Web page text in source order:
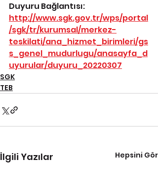
Duyuru Bağlantısı:
http://www.sgk.gov.tr/wps/portal
/sgk/tr/kurumsal/merkez-
teskilati/ana_hizmet_birimleri/gs
s_genel_mudurlugu/anasayfa_d
uyurular/duyuru_20220307
SGK
TEB
İlgili Yazılar Hepsini Gör